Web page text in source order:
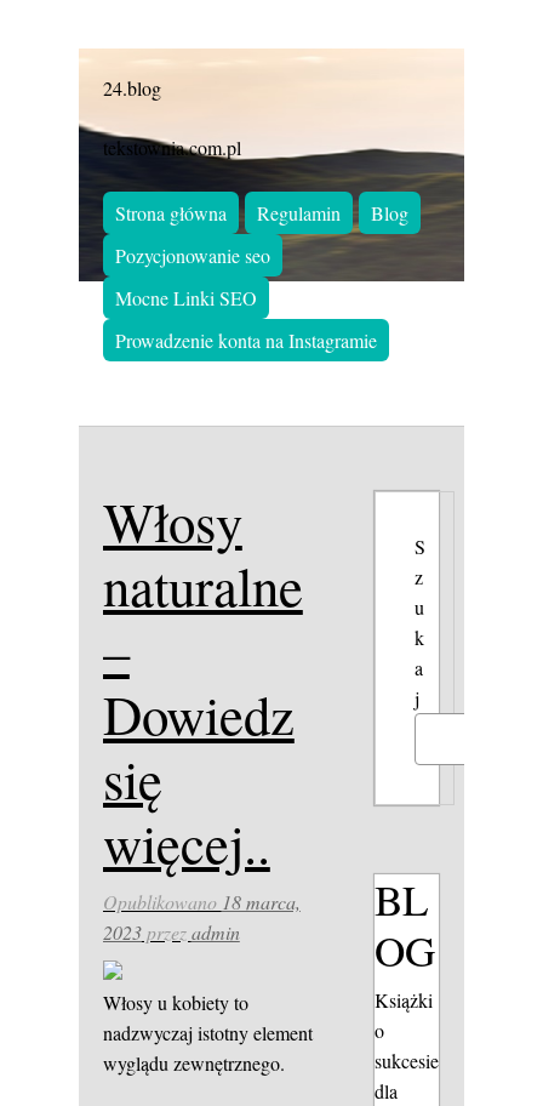
24.blog
tekstownia.com.pl
Strona główna Regulamin
Blog
Pozycjonowanie seo
Mocne Linki SEO
Prowadzenie konta na Instagramie
Włosy
naturalne
–
Dowiedz
się
więcej..
Opublikowano 18 marca,
2023przezadmin
Włosy u kobiety to
nadzwyczaj istotny element
wyglądu zewnętrznego.
S
z
u
k
a
j
BL
OG
Książki
o
sukcesie
dla